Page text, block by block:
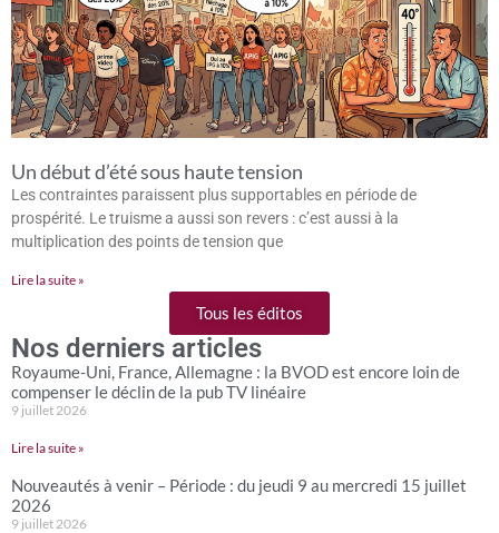
Un début d’été sous haute tension
Les contraintes paraissent plus supportables en période de
prospérité. Le truisme a aussi son revers : c’est aussi à la
multiplication des points de tension que
Lire la suite »
Tous les éditos
Nos derniers articles
Royaume-Uni, France, Allemagne : la BVOD est encore loin de
compenser le déclin de la pub TV linéaire
9 juillet 2026
Lire la suite »
Nouveautés à venir – Période : du jeudi 9 au mercredi 15 juillet
2026
9 juillet 2026